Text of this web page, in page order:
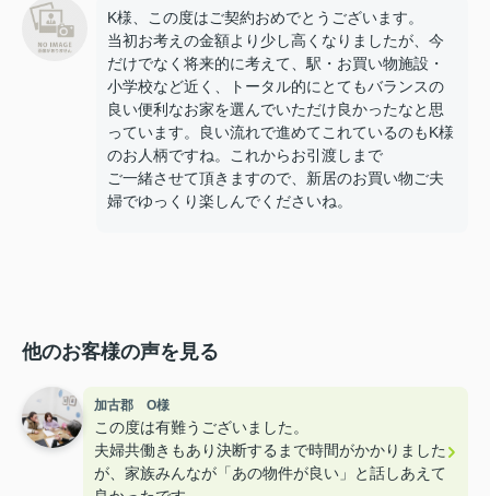
K様、この度はご契約おめでとうございます。
当初お考えの金額より少し高くなりましたが、今
だけでなく将来的に考えて、駅・お買い物施設・
小学校など近く、トータル的にとてもバランスの
良い便利なお家を選んでいただけ良かったなと思
っています。良い流れで進めてこれているのもK様
のお人柄ですね。これからお引渡しまで
ご一緒させて頂きますので、新居のお買い物ご夫
婦でゆっくり楽しんでくださいね。
他のお客様の声を見る
加古郡 O様
この度は有難うございました。
夫婦共働きもあり決断するまで時間がかかりました
が、家族みんなが「あの物件が良い」と話しあえて